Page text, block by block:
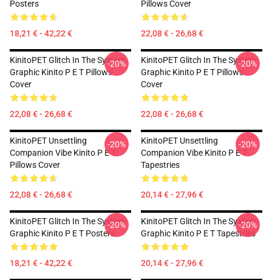
Posters
18,21 € - 42,22 €
Pillows Cover
22,08 € - 26,68 €
KinitoPET Glitch In The System
Graphic Kinito P E T Pillows
Cover
22,08 € - 26,68 €
-20%
KinitoPET Glitch In The System
Graphic Kinito P E T Pillows
Cover
22,08 € - 26,68 €
-20%
KinitoPET Unsettling
Companion Vibe Kinito P E T
Pillows Cover
22,08 € - 26,68 €
-20%
KinitoPET Unsettling
Companion Vibe Kinito P E T
Tapestries
20,14 € - 27,96 €
-20%
KinitoPET Glitch In The System
Graphic Kinito P E T Posters
18,21 € - 42,22 €
-20%
KinitoPET Glitch In The System
Graphic Kinito P E T Tapestries
20,14 € - 27,96 €
-20%